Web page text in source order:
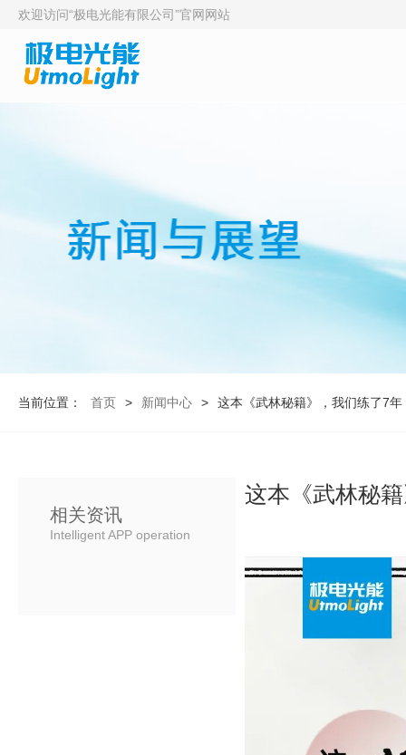
欢迎访问“极电光能有限公司”官网网站
当前位置： 首页 > 新闻中心 > 这本《武林秘籍》，我们练了7年
相关资讯
Intelligent APP operation
这本《武林秘